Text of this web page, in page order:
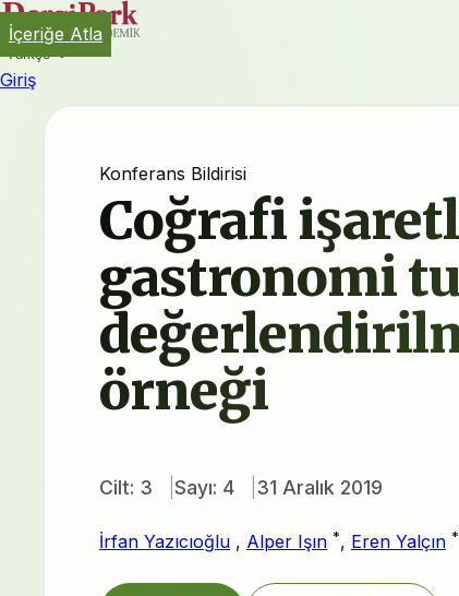
Türkçe
Giriş
Konferans Bildirisi
Coğrafi
gastronomi
örneği
Cilt: 3 Sayı: 4 31 Aralık 2019
İrfan Yazıcıoğlu , Alper Işın *, Eren Yalçın *
İçeriğe Atla